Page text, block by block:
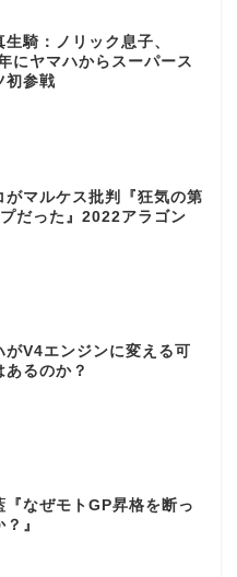
生騎：ノリック息子、
にヤマハからスーパース
初参戦
がマルケス批判『狂気の第
だった』2022アラゴン
がV4エンジンに変える可
あるのか？
『なぜモトGP昇格を断っ
』